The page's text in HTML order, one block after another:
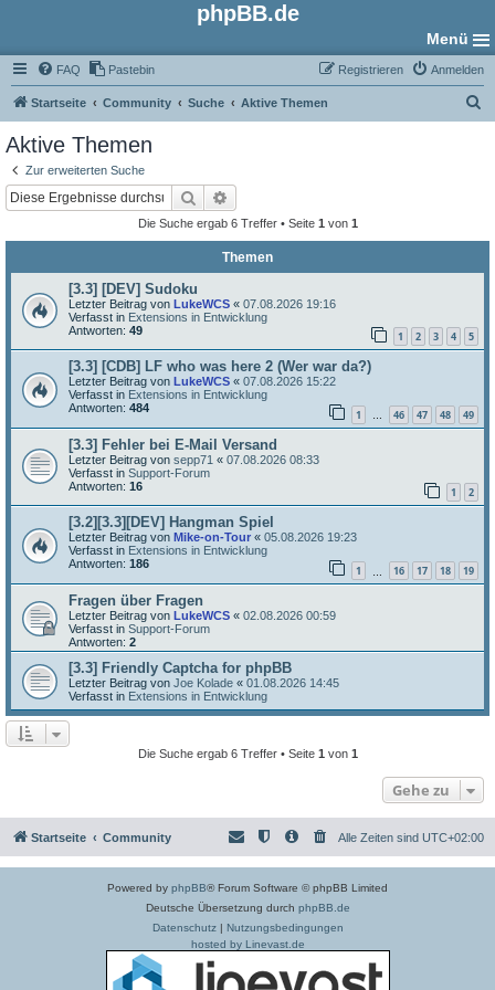
phpBB.de
Menü
FAQ Pastebin Anmelden
Registrieren
Startseite Community Suche Aktive Themen
Aktive Themen
Zur erweiterten Suche
Suche
Die Suche ergab 6 Treffer • Seite 1 von 1
Themen
[3.3] [DEV] Sudoku
Letzter Beitrag von LukeWCS « 07.08.2026 19:16
Verfasst in Extensions in Entwicklung
Antworten: 49 1 2 3 4 5
[3.3] [CDB] LF who was here 2 (Wer war da?)
Letzter Beitrag von LukeWCS « 07.08.2026 15:22
Verfasst in Extensions in Entwicklung
Antworten: 484 1 … 46 47 48 49
[3.3] Fehler bei E-Mail Versand
Letzter Beitrag von sepp71 « 07.08.2026 08:33
Verfasst in Support-Forum
Antworten: 16 1 2
[3.2][3.3][DEV] Hangman Spiel
Letzter Beitrag von Mike-on-Tour « 05.08.2026 19:23
Verfasst in Extensions in Entwicklung
Antworten: 186 1 16 17 18 19
Fragen über Fragen
Letzter Beitrag von LukeWCS « 02.08.2026 00:59
Verfasst in Support-Forum
Antworten: 2
[3.3] Friendly Captcha for phpBB
Letzter Beitrag von Joe Kolade « 01.08.2026 14:45
Verfasst in Extensions in Entwicklung
Die Suche ergab 6 Treffer • Seite 1 von 1
Gehe zu
Startseite Community Alle Zeiten sind UTC+02:00
Powered by phpBB® Forum Software © phpBB Limited
Deutsche Übersetzung durch phpBB.de
Datenschutz| Nutzungsbedingungen
hosted by Linevast.de